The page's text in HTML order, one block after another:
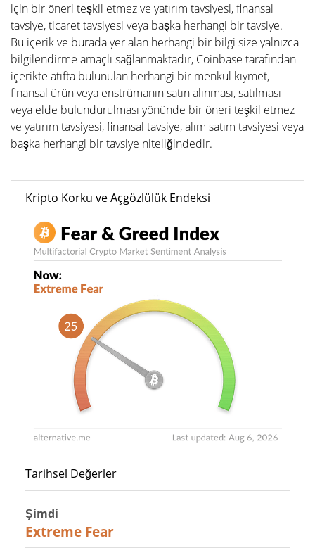
için bir öneri teşkil etmez ve yatırım tavsiyesi, finansal
tavsiye, ticaret tavsiyesi veya başka herhangi bir tavsiye.
Bu içerik ve burada yer alan herhangi bir bilgi size yalnızca
bilgilendirme amaçlı sağlanmaktadır, Coinbase tarafından
içerikte atıfta bulunulan herhangi bir menkul kıymet,
finansal ürün veya enstrümanın satın alınması, satılması
veya elde bulundurulması yönünde bir öneri teşkil etmez
ve yatırım tavsiyesi, finansal tavsiye, alım satım tavsiyesi veya
başka herhangi bir tavsiye niteliğindedir.
Kripto Korku ve Açgözlülük Endeksi
Tarihsel Değerler
Şimdi
Extreme Fear